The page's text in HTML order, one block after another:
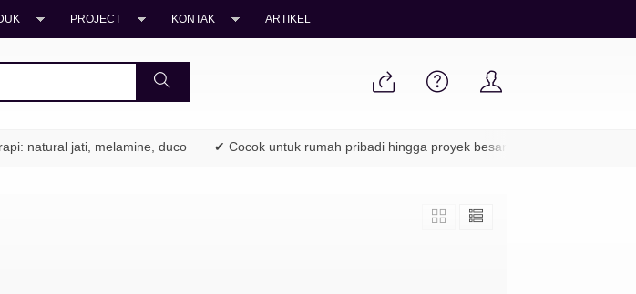
PROJECT KONTAK ARTIKEL
natural jati, melamine, duco ✔ Cocok untuk rumah pribadi hingga proyek besar